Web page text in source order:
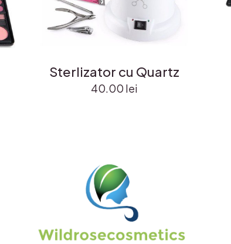
Sterlizator cu Quartz
40.00 lei